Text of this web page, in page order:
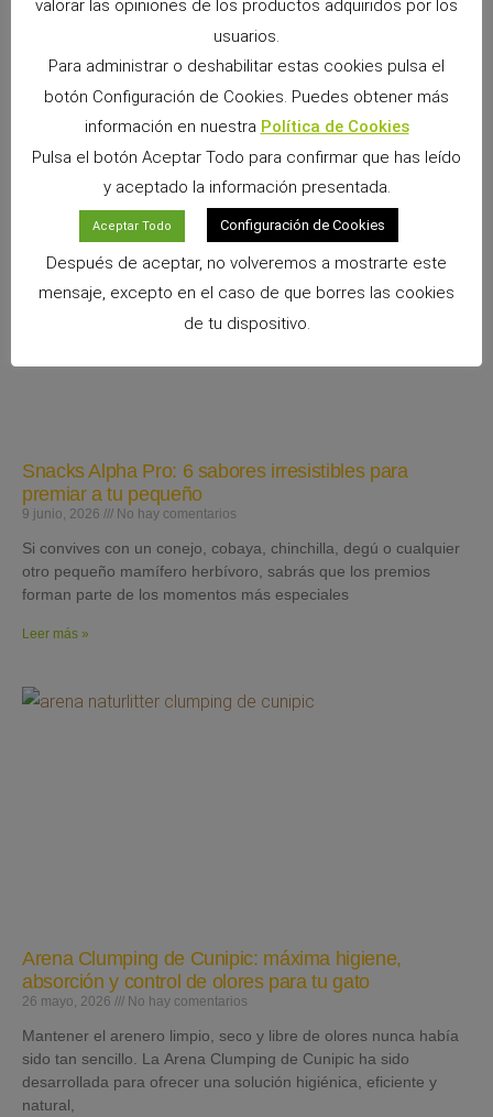
ANTERIOR
Nueva fórmula mejorada del Lecho de Papel Naturlitter: más blanco, más puro y más absorbente
SIGUIENTE
Snacks Alpha Pro: 6 sabores irresistibles para
premiar a tu pequeño
9 junio, 2026 No hay comentarios
Si convives con un conejo, cobaya, chinchilla, degú o cualquier
otro pequeño mamífero herbívoro, sabrás que los premios
forman parte de los momentos más especiales
Leer más »
Arena Clumping de Cunipic: máxima higiene,
absorción y control de olores para tu gato
26 mayo, 2026 No hay comentarios
Mantener el arenero limpio, seco y libre de olores nunca había
sido tan sencillo. La Arena Clumping de Cunipic ha sido
desarrollada para ofrecer una solución higiénica, eficiente y
natural,
valorar las opiniones de los productos adquiridos por los
usuarios.
Para administrar o deshabilitar estas cookies pulsa el
botón Configuración de Cookies. Puedes obtener más
información en nuestra Política de Cookies
Pulsa el botón Aceptar Todo para confirmar que has leído
y aceptado la información presentada.
Aceptar Todo Configuración de Cookies
Después de aceptar, no volveremos a mostrarte este
mensaje, excepto en el caso de que borres las cookies
de tu dispositivo.